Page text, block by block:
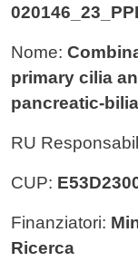
Nome:
primary cilia
pancreatic-
RU
CUP:
Finanziatori:
Ricerca